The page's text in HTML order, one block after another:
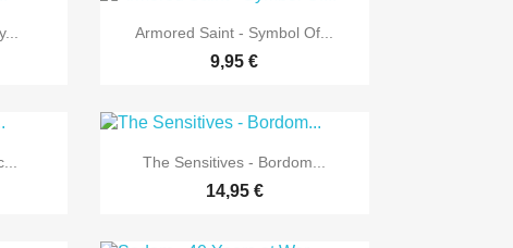
 Vorschau
Armored Saint - Symbol Of...
9,95 €
 Vorschau
The Sensitives - Bordom...
14,95 €